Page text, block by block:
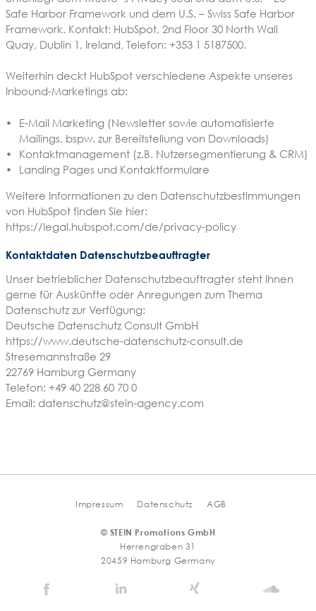
Safe Harbor Framework und dem U.S. – Swiss Safe Harbor
Framework. Kontakt: HubSpot, 2nd Floor 30 North Wall
Quay, Dublin 1, Ireland, Telefon: +353 1 5187500.
Weiterhin deckt HubSpot verschiedene Aspekte unseres
Inbound-Marketings ab:
E-Mail Marketing (Newsletter sowie automatisierte
Mailings, bspw. zur Bereitstellung von Downloads)
Kontaktmanagement (z.B. Nutzersegmentierung & CRM)
Landing Pages und Kontaktformulare
Weitere Informationen zu den Datenschutzbestimmungen
von HubSpot finden Sie hier:
https://legal.hubspot.com/de/privacy-policy
Kontaktdaten Datenschutzbeauftragter
Unser betrieblicher Datenschutzbeauftragter steht Ihnen
gerne für Auskünfte oder Anregungen zum Thema
Datenschutz zur Verfügung:
Deutsche Datenschutz Consult GmbH
https://www.deutsche-datenschutz-consult.de
Stresemannstraße 29
22769 Hamburg Germany
Telefon: +49 40 228 60 70 0
Email: datenschutz@stein-agency.com
Impressum Datenschutz AGB
© STEIN Promotions GmbH
Herrengraben 31
20459 Hamburg Germany
Stein